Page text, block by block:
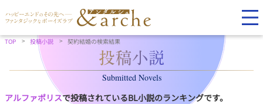
TOP 投稿小説 契約結婚の検索結果
Submitted Novels
アルファポリスで投稿されているBL小説のランキングです。